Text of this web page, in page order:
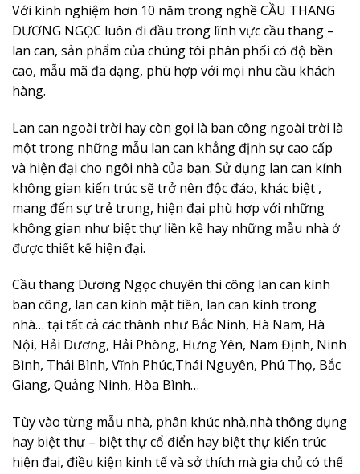
Với kinh nghiệm hơn 10 năm trong nghề CẦU THANG
DƯƠNG NGỌC luôn đi đầu trong lĩnh vực cầu thang –
lan can, sản phẩm của chúng tôi phân phối có độ bền
cao, mẫu mã đa dạng, phù hợp với mọi nhu cầu khách
hàng.
Lan can ngoài trời hay còn gọi là ban công ngoài trời là
một trong những mẫu lan can khẳng định sự cao cấp
và hiện đại cho ngôi nhà của bạn. Sử dụng lan can kính
không gian kiến trúc sẽ trở nên độc đáo, khác biệt ,
mang đến sự trẻ trung, hiện đại phù hợp với những
không gian như biệt thự liền kề hay những mẫu nhà ở
được thiết kế hiện đại.
Cầu thang Dương Ngọc chuyên thi công lan can kính
ban công, lan can kính mặt tiền, lan can kính trong
nhà… tại tất cả các thành như Bắc Ninh, Hà Nam, Hà
Nội, Hải Dương, Hải Phòng, Hưng Yên, Nam Định, Ninh
Bình, Thái Bình, Vĩnh Phúc,Thái Nguyên, Phú Thọ, Bắc
Giang, Quảng Ninh, Hòa Bình…
Tùy vào từng mẫu nhà, phân khúc nhà,nhà thông dụng
hay biệt thự – biệt thự cổ điển hay biệt thự kiến trúc
hiện đai, điều kiện kinh tế và sở thích mà gia chủ có thể